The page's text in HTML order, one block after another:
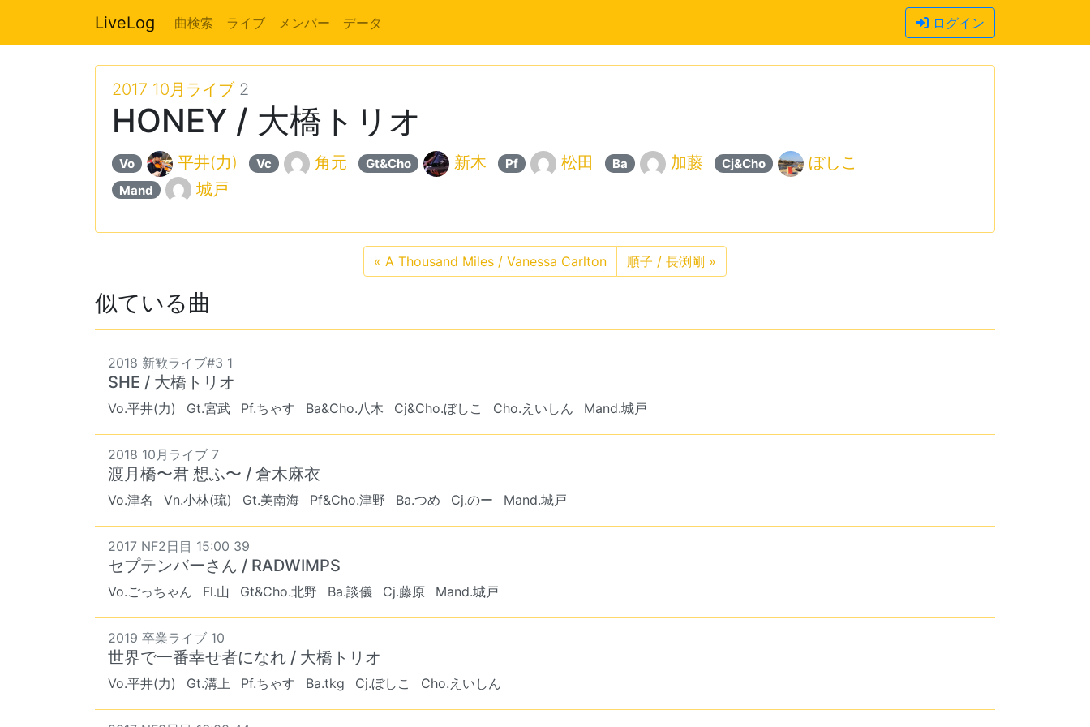
LiveLog 曲検索 ライブ メンバー データ ログイン
2017 10月ライブ2
HONEY / 大橋トリオ
Vo 平井(力) Vc 角元 Gt&Cho 新木 Pf 松田 Ba 加藤 Cj&Cho ぼしこ
Mand 城戸
« A Thousand Miles / Vanessa Carlton 順子 / 長渕剛 »
似ている曲
2018 新歓ライブ#3 1
SHE / 大橋トリオ
Vo.平井(力) Gt.宮武 Pf.ちゃす Ba&Cho.八木 Cj&Cho.ぼしこ Cho.えいしん Mand.城戸
2018 10月ライブ 7
渡月橋〜君 想ふ〜 / 倉木麻衣
Vo.津名 Vn.小林(琉) Gt.美南海 Pf&Cho.津野 Ba.つめ Cj.のー Mand.城戸
2017 NF2日目 15:00 39
セプテンバーさん / RADWIMPS
Vo.ごっちゃん Fl.山 Gt&Cho.北野 Ba.談儀 Cj.藤原 Mand.城戸
2019 卒業ライブ 10
世界で一番幸せ者になれ / 大橋トリオ
Vo.平井(力) Gt.溝上 Pf.ちゃす Ba.tkg Cj.ぼしこ Cho.えいしん